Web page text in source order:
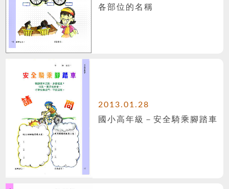
各部位的名稱
2013.01.28
國小高年級－安全騎乘腳踏車